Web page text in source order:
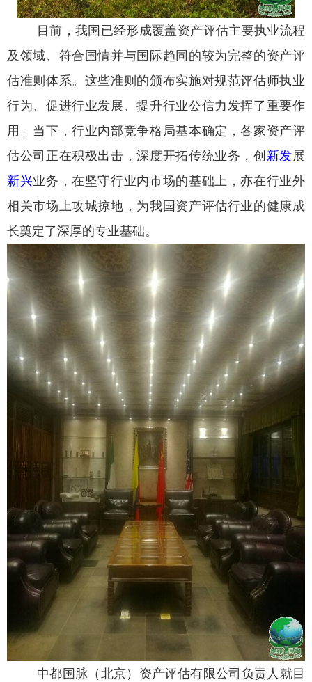
目前，我国已经形成覆盖资产评估主要执业流程
及领域、符合国情并与国际趋同的较为完整的资产评
估准则体系。这些准则的颁布实施对规范评估师执业
行为、促进行业发展、提升行业公信力发挥了重要作
用。当下，行业内部竞争格局基本确定，各家资产评
估公司正在积极出击，深度开拓传统业务，创 新发展
新兴业务，在坚守行业内市场的基础上，亦在行业外
相关市场上攻城掠地，为我国资产评估行业的健康成
长奠定了深厚的专业基础。
中都国脉（北京）资产评估有限公司负责人就目